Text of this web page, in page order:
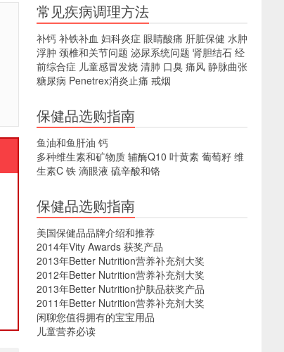
常见疾病调理方法
补钙 补铁补血 妇科炎症 眼睛酸痛 肝脏保健 水肿
浮肿 颈椎和关节问题 泌尿系统问题 肾胆结石 经
前综合症 儿童感冒发烧 清肺 口臭 痛风 静脉曲张
糖尿病 Penetrex消炎止痛 戒烟
保健品选购指南
鱼油和鱼肝油 钙
多种维生素和矿物质 辅酶Q10 叶黄素 葡萄籽 维
生素C 铁 滴眼液 硫辛酸和铬
保健品选购指南
美国保健品品牌介绍和推荐
2014年Vity Awards 获奖产品
2013年Better Nutrition营养补充剂大奖
2012年Better Nutrition营养补充剂大奖
2013年Better Nutrition护肤品获奖产品
2011年Better Nutrition营养补充剂大奖
闲聊您值得拥有的宝宝用品
儿童营养必读